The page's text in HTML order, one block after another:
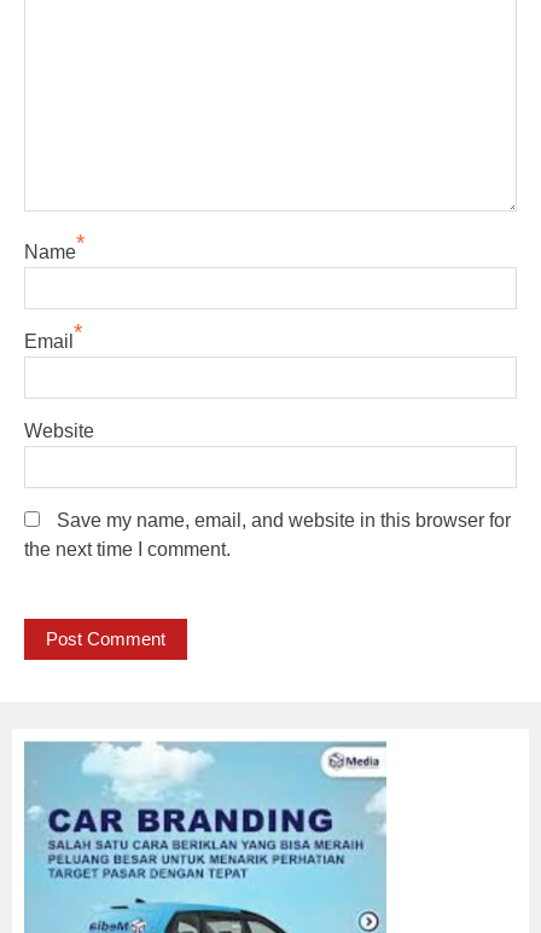
Name*
Email *
Website
Save my name, email, and website in this browser for
the next time I comment.